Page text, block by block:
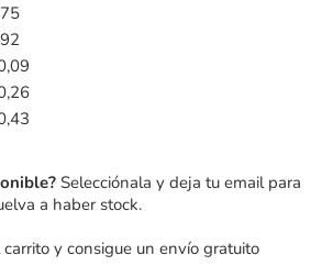
Selecciónala y deja tu email para
a haber stock.
carrito y consigue un envío gratuito